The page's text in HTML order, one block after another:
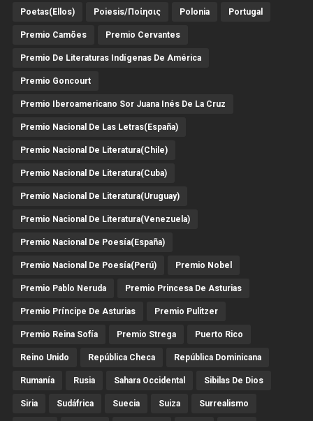
Poetas(Ellos) Poiesis/ποίησις Polonia Portugal
Premio Camões Premio Cervantes
Premio De Literaturas Indígenas De América
Premio Goncourt
Premio Iberoamericano Sor Juana Inés De La Cruz
Premio Nacional De Las Letras(España)
Premio Nacional De Literatura(Chile)
Premio Nacional De Literatura(Cuba)
Premio Nacional De Literatura(Uruguay)
Premio Nacional De Literatura(Venezuela)
Premio Nacional De Poesía(España)
Premio Nacional De Poesía(Perú) Premio Nobel
Premio Pablo Neruda Premio Princesa De Asturias
Premio Príncipe De Asturias Premio Pulitzer
Premio Reina Sofía Premio Strega Puerto Rico
Reino Unido República Checa República Dominicana
Rumanía Rusia Sahara Occidental Sibilas De Dios
Siria Sudáfrica Suecia Suiza Surrealismo